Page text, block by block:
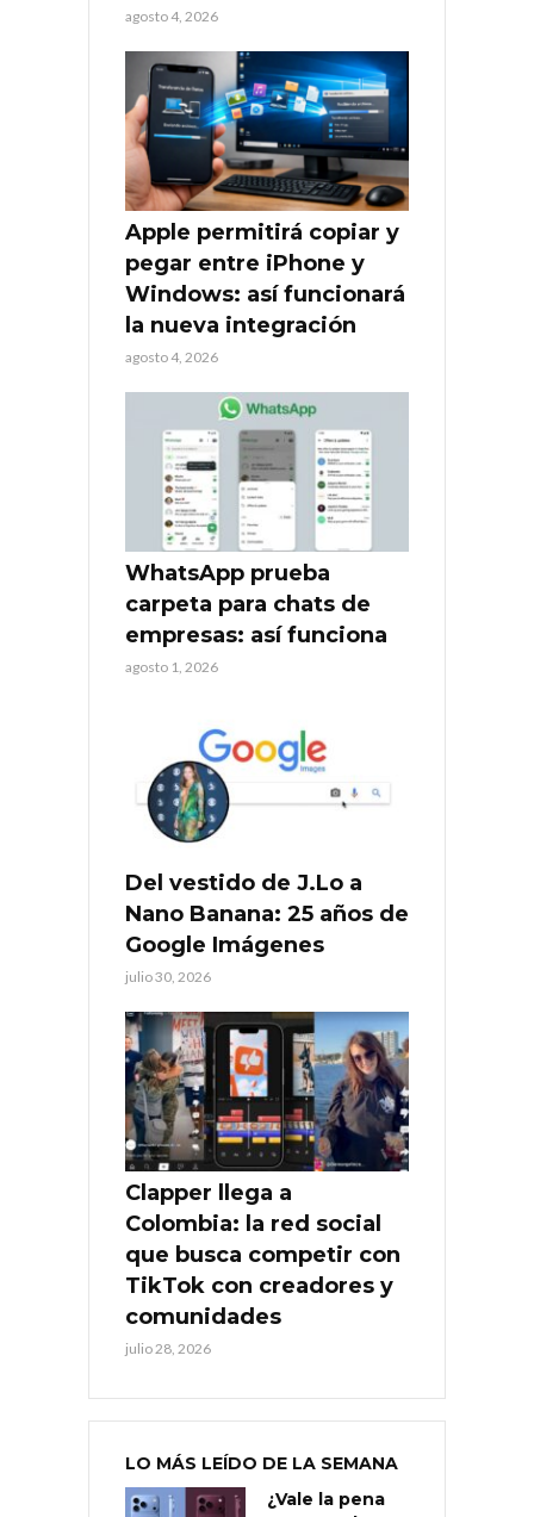
agosto 4, 2026
Apple permitirá copiar y
pegar entre iPhone y
Windows: así funcionará
la nueva integración
agosto 4, 2026
WhatsApp prueba
carpeta para chats de
empresas: así funciona
agosto 1, 2026
Del vestido de J.Lo a
Nano Banana: 25 años de
Google Imágenes
julio 30, 2026
Clapper llega a
Colombia: la red social
que busca competir con
TikTok con creadores y
comunidades
julio 28, 2026
LO MÁS LEÍDO DE LA SEMANA
¿Vale la pena